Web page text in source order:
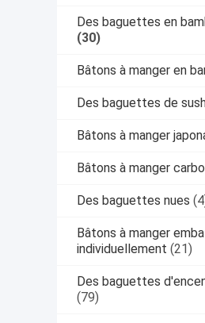
Des baguettes en
(30)
Bâtons à manger en
Des baguettes de
Bâtons à manger
Bâtons à manger
Des baguettes nues
Bâtons à manger
individuellement (21)
Des baguettes
(79)